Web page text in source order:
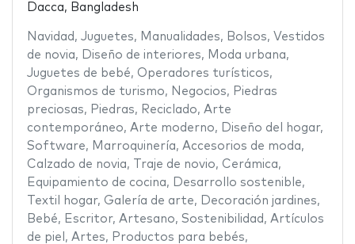
Dacca, Bangladesh
Navidad , Juguetes, Manualidades, Bolsos, Vestidos
de novia, Diseño de interiores, Moda urbana,
Juguetes de bebé, Operadores turísticos,
Organismos de turismo, Negocios, Piedras
preciosas, Piedras, Reciclado, Arte
contemporáneo, Arte moderno, Diseño del hogar,
Software, Marroquinería, Accesorios de moda,
Calzado de novia, Traje de novio, Cerámica,
Equipamiento de cocina, Desarrollo sostenible,
Textil hogar, Galería de arte, Decoración jardines,
Bebé, Escritor, Artesano, Sostenibilidad , Artículos
de piel , Artes, Productos para bebés,